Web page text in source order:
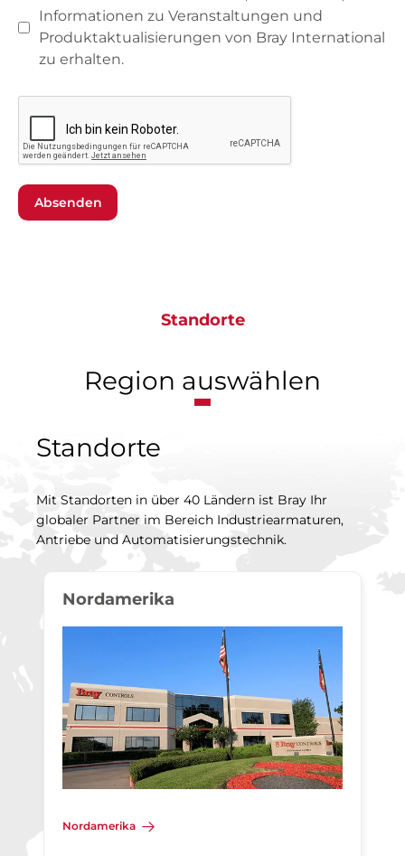
Informationen zu Veranstaltungen und
Produktaktualisierungen von Bray International
zu erhalten.
Absenden
Standorte
Region auswählen
Standorte
Mit Standorten in über 40 Ländern ist Bray Ihr
globaler Partner im Bereich Industriearmaturen,
Antriebe und Automatisierungstechnik.
Nordamerika
Nordamerika